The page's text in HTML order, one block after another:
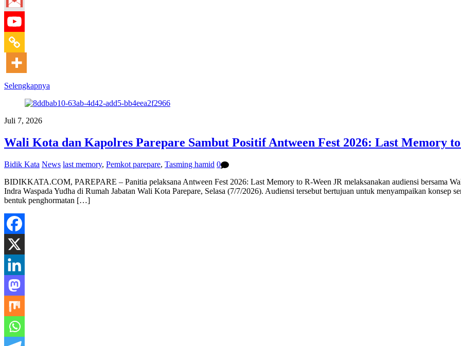
Selengkapnya
Juli 7, 2026
Wali Kota dan Kapolres Parepare Sambut Positif Antween Fest 2026: Last Memory
Bidik Kata News last memory, Pemkot parepare, Tasming hamid 0
BIDIKKATA.COM, PAREPARE – Panitia pelaksana Antween Fest 2026: Last Memory to R-Ween JR melaksanakan audiensi bersama
Indra Waspada Yudha di Rumah Jabatan Wali Kota Parepare, Selasa (7/7/2026). Audiensi tersebut bertujuan untuk menyampaikan konsep
bentuk penghormatan […]